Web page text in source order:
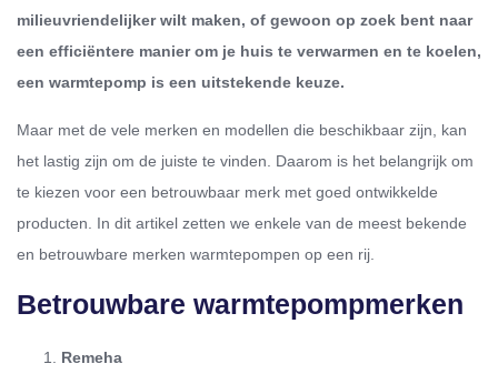
milieuvriendelijker wilt maken, of gewoon op zoek bent naar
een efficiëntere manier om je huis te verwarmen en te koelen,
een warmtepomp is een uitstekende keuze.
Maar met de vele merken en modellen die beschikbaar zijn, kan
het lastig zijn om de juiste te vinden. Daarom is het belangrijk om
te kiezen voor een betrouwbaar merk met goed ontwikkelde
producten. In dit artikel zetten we enkele van de meest bekende
en betrouwbare merken warmtepompen op een rij.
Betrouwbare warmtepompmerken
Remeha